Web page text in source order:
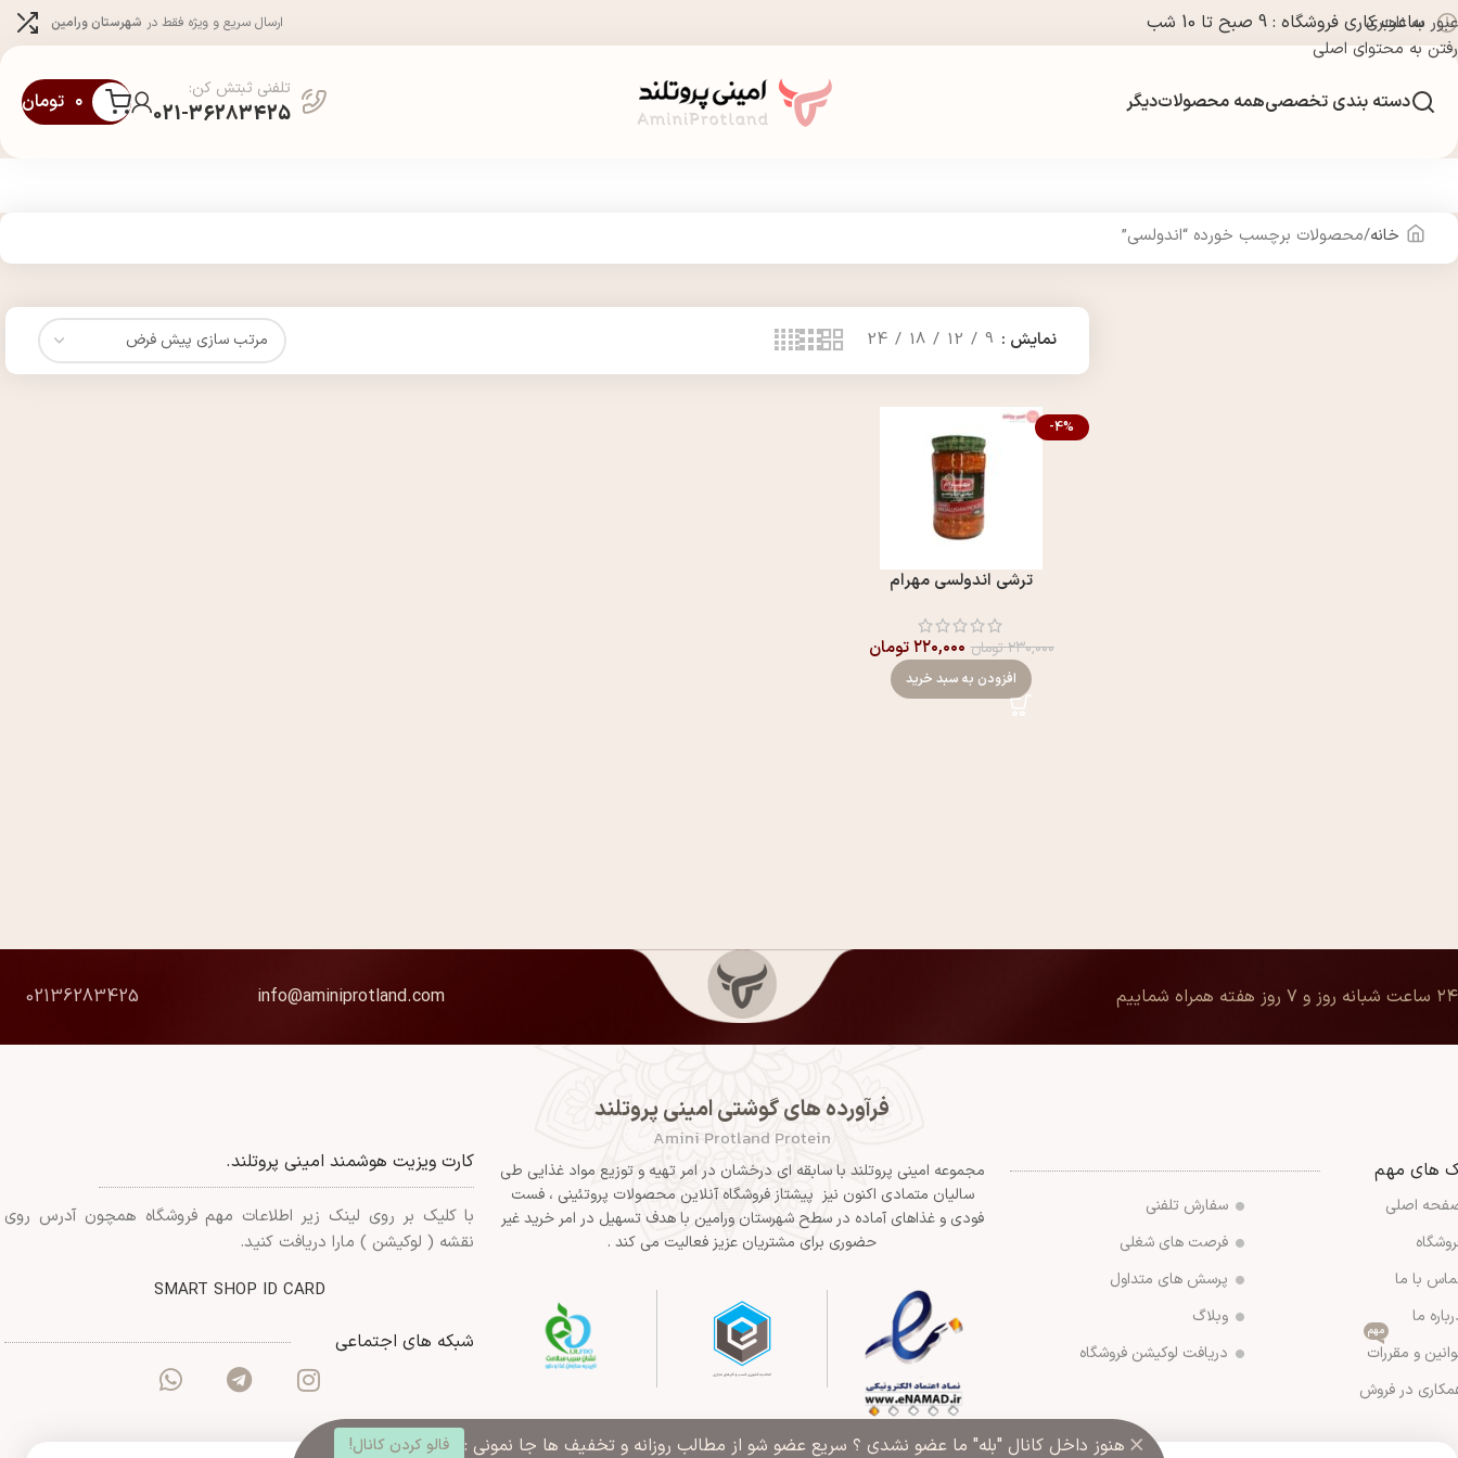
عبور به ناوبری
رفتن به محتوای اصلی
ساعت کاری فروشگاه : 9 صبح تا 10 شب ارسال سریع و ویژه فقط در شهرستان ورامین
دسته بندی تخصصیهمه محصولاتدیگر
تلفنی ثبتش کن:
021-36283425 ۰ تومان
خانه محصولات برچسب خورده “اندولسی”
نمایش 9
12
18
24
-4%
ترشی اندولسی مهرام
۲۳۰,۰۰۰تومان ۲۲۰,۰۰۰تومان
افزودن به سبد خرید
۲۴ ساعت شبانه روز و ۷ روز هفته همراه شماییم info@aminiprotland.com
02136283425
های مهم
اصلی
با ما
ما
و مقررات
مهم
در فروش
سفارش تلفنی
فرصت های شغلی
پرسش های متداول
وبلاگ
دریافت لوکیشن فروشگاه
فرآورده های گوشتی امینی پروتلند
Amini Protland Protein
مجموعه امینی پروتلند با سابقه ای درخشان در امر تهیه و توزیع مواد غذایی طی
سالیان متمادی اکنون نیز پیشتاز فروشگاه آنلاین محصولات پروتئینی ، فست
فودی و غذاهای آماده در سطح شهرستان ورامین با هدف تسهیل در امر خرید غیر
حضوری برای مشتریان عزیز فعالیت می کند .
کارت ویزیت هوشمند امینی پروتلند.
با کلیک بر روی لینک زیر اطلاعات مهم فروشگاه همچون آدرس روی
نقشه ( لوکیشن ) مارا دریافت کنید.
SMART SHOP ID CARD
شبکه های اجتماعی
هنوز داخل کانال "بله" ما عضو نشدی ؟ سریع عضو شو از مطالب روزانه و تخفیف ها جا نمونی : فالو کردن کانال! ×